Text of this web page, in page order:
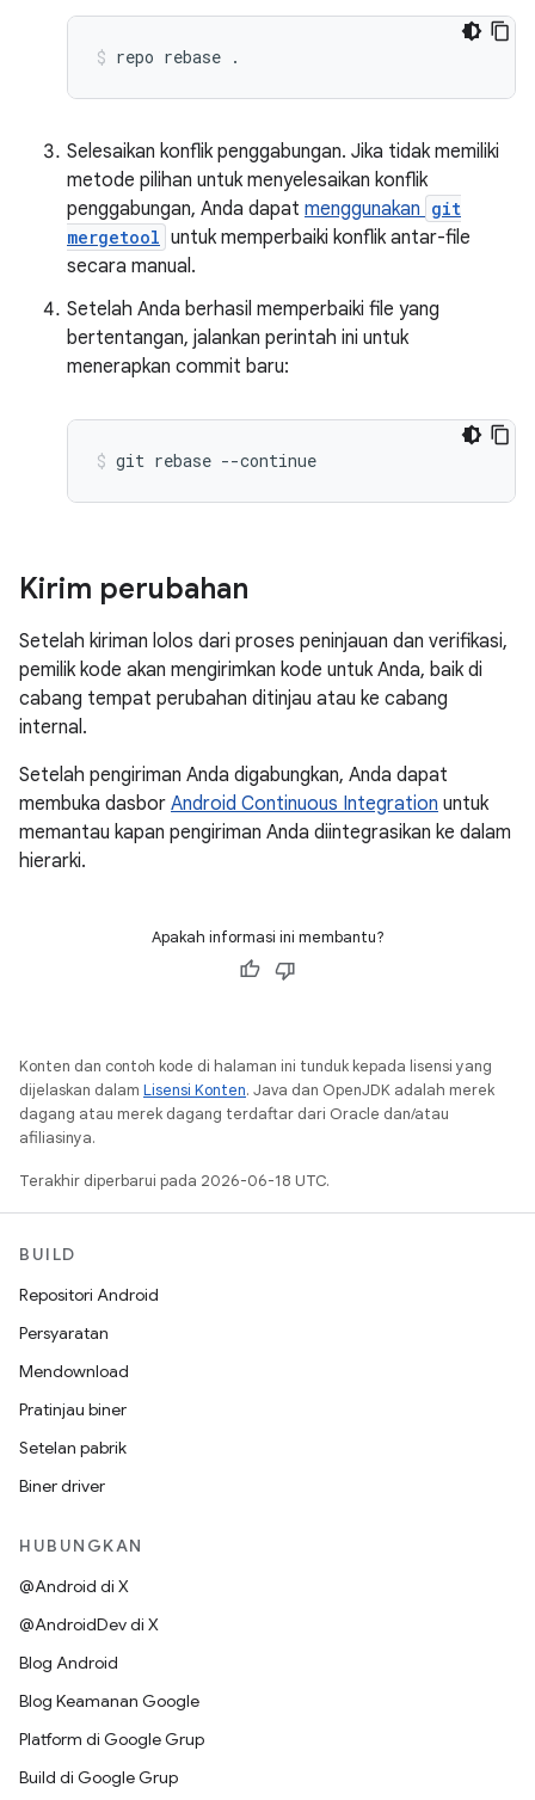
repo rebase .
Selesaikan konflik penggabungan. Jika tidak memiliki
metode pilihan untuk menyelesaikan konflik
penggabungan, Anda dapat menggunakan git
mergetool untuk memperbaiki konflik antar-file
secara manual.
Setelah Anda berhasil memperbaiki file yang
bertentangan, jalankan perintah ini untuk
menerapkan commit baru:
git rebase --continue
Kirim perubahan
Setelah kiriman lolos dari proses peninjauan dan verifikasi,
pemilik kode akan mengirimkan kode untuk Anda, baik di
cabang tempat perubahan ditinjau atau ke cabang
internal.
Setelah pengiriman Anda digabungkan, Anda dapat
membuka dasbor Android Continuous Integration untuk
memantau kapan pengiriman Anda diintegrasikan ke dalam
hierarki.
Apakah informasi ini membantu?
Konten dan contoh kode di halaman ini tunduk kepada lisensi yang
dijelaskan dalam Lisensi Konten. Java dan OpenJDK adalah merek
dagang atau merek dagang terdaftar dari Oracle dan/atau
afiliasinya.
Terakhir diperbarui pada 2026-06-18 UTC.
BUILD
Repositori Android
Persyaratan
Mendownload
Pratinjau biner
Setelan pabrik
Biner driver
HUBUNGKAN
@Android di X
@AndroidDev di X
Blog Android
Blog Keamanan Google
Platform di Google Grup
Build di Google Grup